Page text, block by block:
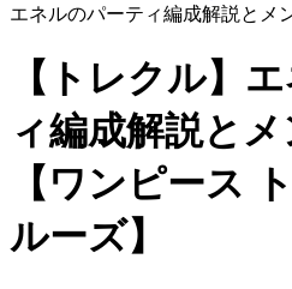
エネルのパーティ編成解説とメ
【トレクル】
ィ編成解説と
【ワンピース
ルーズ】